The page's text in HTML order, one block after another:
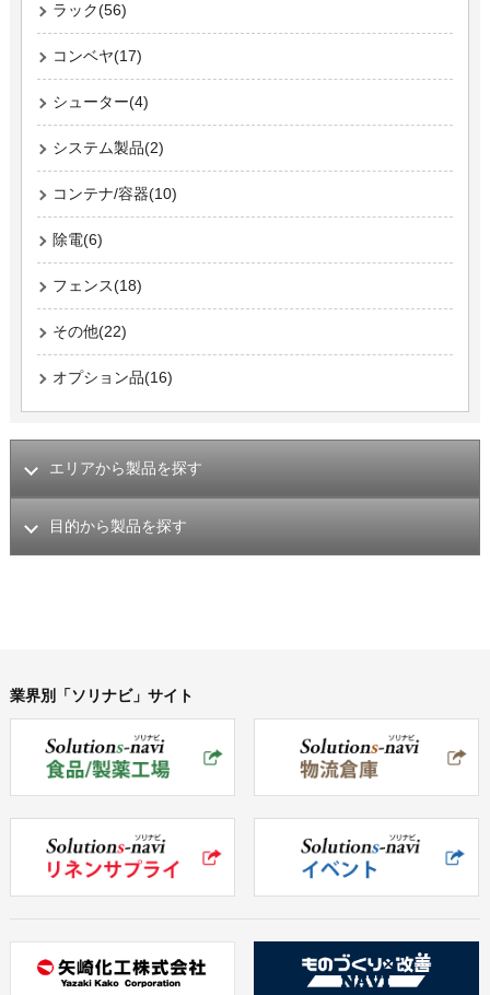
ラック(56)
コンベヤ(17)
シューター(4)
システム製品(2)
コンテナ/容器(10)
除電(6)
フェンス(18)
その他(22)
オプション品(16)
エリアから製品を探す
目的から製品を探す
業界別「ソリナビ」サイト